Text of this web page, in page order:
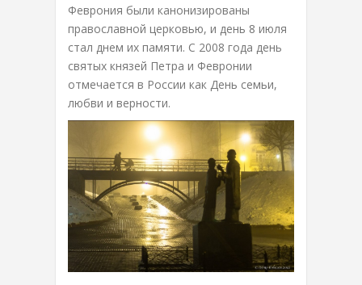
Феврония были канонизированы
православной церковью, и день 8 июля
стал днем их памяти. С 2008 года день
святых князей Петра и Февронии
отмечается в России как День семьи,
любви и верности.